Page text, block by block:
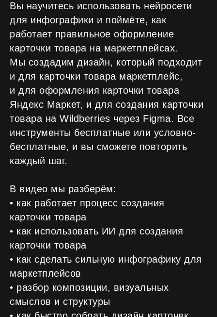
Вы научитесь использовать нейросети
для инфографики и поймёте, как
работает правильное оформление
карточки товара на маркетплейсах.
Мы создадим дизайн, который подходит
и для карточки товара маркетплейс,
и для оформления карточки товара
Яндекс Маркет, и для создания карточки
товара на Wildberries через Figma. Все
инструменты бесплатные или условно-
бесплатные, и вы сможете повторить
каждый шаг.
В видео мы разберём:
• как работает процесс создания
карточки товара
• как использовать ИИ для создания
карточки товара
• как сделать сильную инфографику для
маркетплейсов
• разбор композиции, визуальных
смыслов и структуры